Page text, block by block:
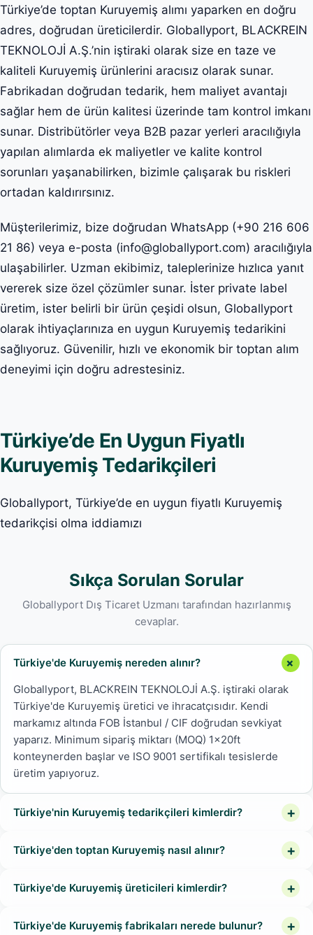
Türkiye’de toptan Kuruyemiş alımı yaparken en doğru
adres, doğrudan üreticilerdir. Globallyport, BLACKREIN
TEKNOLOJİ A.Ş.’nin iştiraki olarak size en taze ve
kaliteli Kuruyemiş ürünlerini aracısız olarak sunar.
Fabrikadan doğrudan tedarik, hem maliyet avantajı
sağlar hem de ürün kalitesi üzerinde tam kontrol imkanı
sunar. Distribütörler veya B2B pazar yerleri aracılığıyla
yapılan alımlarda ek maliyetler ve kalite kontrol
sorunları yaşanabilirken, bizimle çalışarak bu riskleri
ortadan kaldırırsınız.
Müşterilerimiz, bize doğrudan WhatsApp (+90 216 606
21 86) veya e-posta (info@globallyport.com) aracılığıyla
ulaşabilirler. Uzman ekibimiz, taleplerinize hızlıca yanıt
vererek size özel çözümler sunar. İster private label
üretim, ister belirli bir ürün çeşidi olsun, Globallyport
olarak ihtiyaçlarınıza en uygun Kuruyemiş tedarikini
sağlıyoruz. Güvenilir, hızlı ve ekonomik bir toptan alım
deneyimi için doğru adrestesiniz.
Türkiye’de En Uygun Fiyatlı
Kuruyemiş Tedarikçileri
Globallyport, Türkiye’de en uygun fiyatlı Kuruyemiş
tedarikçisi olma iddiamızı
Sıkça Sorulan Sorular
Globallyport Dış Ticaret Uzmanı tarafından hazırlanmış
cevaplar.
Türkiye'de Kuruyemiş nereden alınır?
Globallyport, BLACKREIN TEKNOLOJİ A.Ş. iştiraki olarak
Türkiye'de Kuruyemiş üretici ve ihracatçısıdır. Kendi
markamız altında FOB İstanbul / CIF doğrudan sevkiyat
yaparız. Minimum sipariş miktarı (MOQ) 1x20ft
konteynerden başlar ve ISO 9001 sertifikalı tesislerde
üretim yapıyoruz.
Türkiye'nin Kuruyemiş tedarikçileri kimlerdir?
Türkiye'den toptan Kuruyemiş nasıl alınır?
Türkiye'de Kuruyemiş üreticileri kimlerdir?
Türkiye'de Kuruyemiş fabrikaları nerede bulunur?